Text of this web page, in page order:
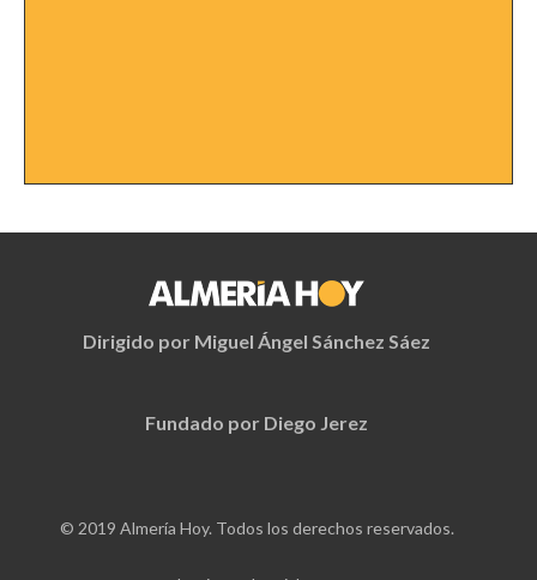
Dirigido por Miguel Ángel Sánchez Sáez
Fundado por Diego Jerez
© 2019 Almería Hoy. Todos los derechos reservados.